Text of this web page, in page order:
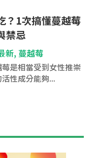
？1次搞懂蔓越莓
禁忌
新, 蔓越莓
是相當受到女性推崇
性成分能夠...